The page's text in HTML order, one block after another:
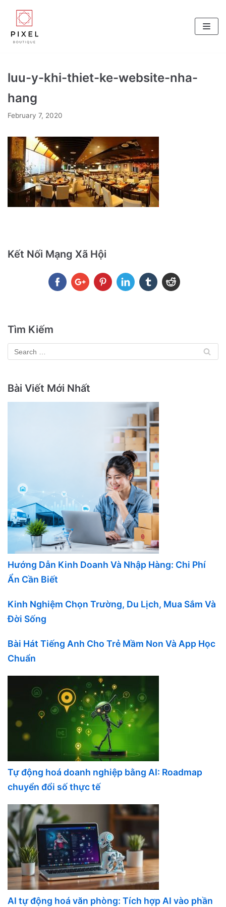
Skip
to
content
luu-y-khi-thiet-ke-website-nha-
hang
February 7, 2020
Kết Nối Mạng Xã Hội
Tìm Kiếm
Bài Viết Mới Nhất
Hướng Dẫn Kinh Doanh Và Nhập Hàng: Chi Phí
Ẩn Cần Biết
Kinh Nghiệm Chọn Trường, Du Lịch, Mua Sắm Và
Đời Sống
Bài Hát Tiếng Anh Cho Trẻ Mầm Non Và App Học
Chuẩn
Tự động hoá doanh nghiệp bằng AI: Roadmap
chuyển đổi số thực tế
AI tự động hoá văn phòng: Tích hợp AI vào phần